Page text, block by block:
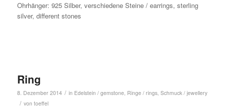
Ohrhänger: 925 Silber, verschiedene Steine / earrings, sterling
silver, different stones
Ring
8. Dezember 2014 / in Edelstein / gemstone, Ringe / rings, Schmuck / jewellery
/ von toeffel